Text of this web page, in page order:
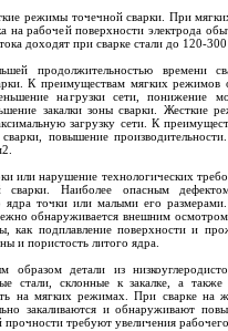
режимы точечной сварки. При
на рабочей поверхности электрода
доходят при сварке стали до 120-
продолжительностью времени
К преимуществам мягких режимов
нагрузки сети, понижение
закалки зоны сварки. Жесткие
загрузку сети. К
повышение
или нарушение технологических
Наиболее опасным
ядра точки или малыми его
обнаруживается внешним
как подплавление поверхности и
и пористость литого ядра.
образом детали из
стали, склонные к закалке, а
на мягких режимах. При сварке на
закаливаются и обнаруживают
требуют увеличения